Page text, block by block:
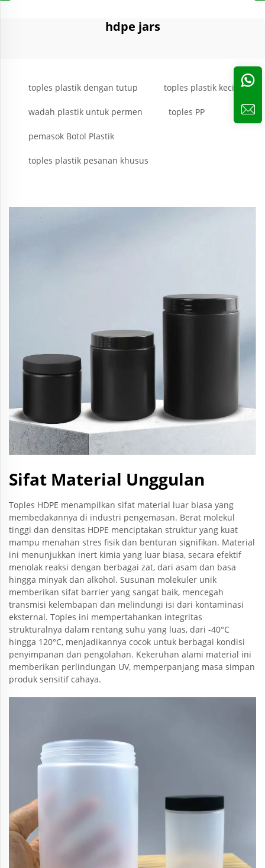
hdpe jars
toples plastik dengan tutup toples plastik kecil
wadah plastik untuk permen toples PP
pemasok Botol Plastik
toples plastik pesanan khusus
Sifat Material Unggulan
Toples HDPE menampilkan sifat material luar biasa yang
membedakannya di industri pengemasan. Berat molekul
tinggi dan densitas HDPE menciptakan struktur yang kuat
mampu menahan stres fisik dan benturan signifikan. Material
ini menunjukkan inert kimia yang luar biasa, secara efektif
menolak reaksi dengan berbagai zat, dari asam dan basa
hingga minyak dan alkohol. Susunan molekuler unik
memberikan sifat barrier yang sangat baik, mencegah
transmisi kelembapan dan melindungi isi dari kontaminasi
eksternal. Toples ini mempertahankan integritas
strukturalnya dalam rentang suhu yang luas, dari -40°C
hingga 120°C, menjadikannya cocok untuk berbagai kondisi
penyimpanan dan pengolahan. Kekeruhan alami material ini
memberikan perlindungan UV, memperpanjang masa simpan
produk sensitif cahaya.